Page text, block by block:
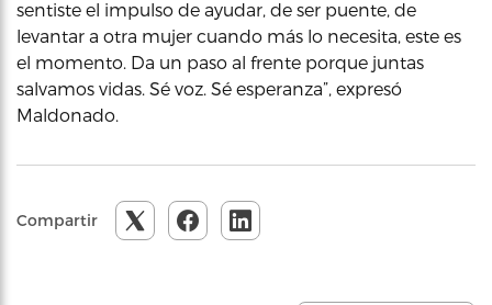
sentiste el impulso de ayudar, de ser puente, de
levantar a otra mujer cuando más lo necesita, este es
el momento. Da un paso al frente porque juntas
salvamos vidas. Sé voz. Sé esperanza”, expresó
Maldonado.
Compartir